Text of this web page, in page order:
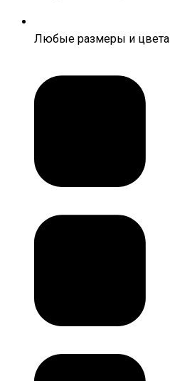
Любые размеры и цвета